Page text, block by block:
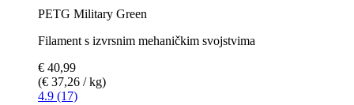
PETG Military Green
Filament s izvrsnim mehaničkim svojstvima
€ 40,99
(€ 37,26 / kg)
4.9 (17)